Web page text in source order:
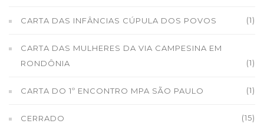
CARTA DAS INFÂNCIAS CÚPULA DOS POVOS (1)
CARTA DAS MULHERES DA VIA CAMPESINA EM
RONDÔNIA
(1)
CARTA DO 1º ENCONTRO MPA SÃO PAULO (1)
CERRADO (15)